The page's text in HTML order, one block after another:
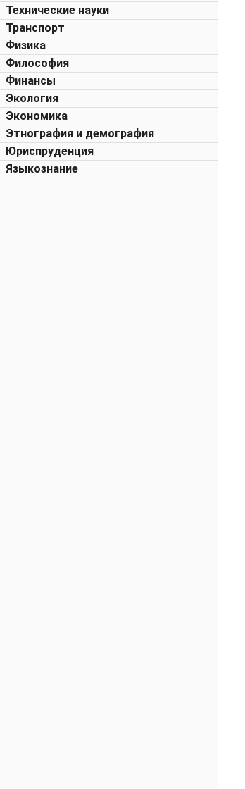
Технические науки
Транспорт
Физика
Философия
Финансы
Экология
Экономика
Этнография и демография
Юриспруденция
Языкознание